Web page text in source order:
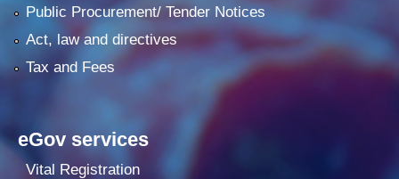
Public Procurement/ Tender Notices
Act, law and directives
Tax and Fees
eGov services
Vital Registration